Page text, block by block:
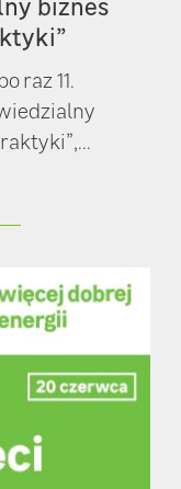
biznes
raz 11.